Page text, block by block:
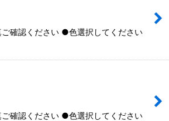
確認ください ●色選択してください
確認ください ●色選択してください